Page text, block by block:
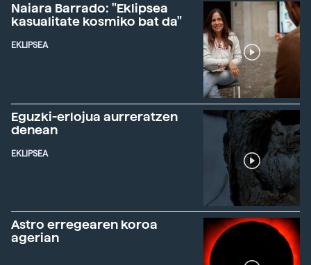
Naiara Barrado: "Eklipsea
kasualitate kosmiko bat da"
EKLIPSEA
Eguzki-erlojua aurreratzen
denean
EKLIPSEA
Astro erregearen koroa
agerian